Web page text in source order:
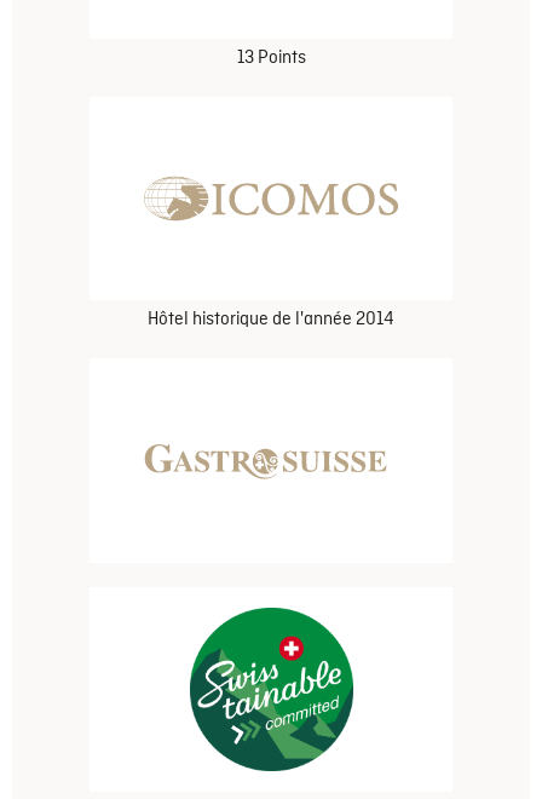
13 Points
Hôtel historique de l'année 2014